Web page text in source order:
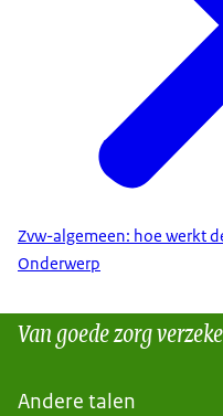
Zvw-algemeen: hoe werkt
Onderwerp
Van goede zorg
Andere talen